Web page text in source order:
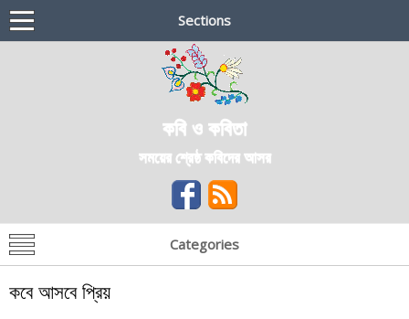
Sections
কবি ও কবিতা
সময়ের শ্রেষ্ঠ কবিদের আসর
Categories
কবে আসবে প্রিয়